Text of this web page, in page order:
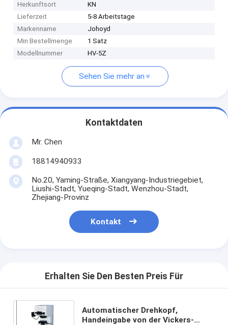
Herkunftsort
KN
Lieferzeit
5-8 Arbeitstage
Markenname
Johoyd
Min Bestellmenge
1 Satz
Modellnummer
HV-5Z
Sehen Sie mehr an
Kontaktdaten
Mr. Chen
18814940933
No.20, Yaming-Straße, Xiangyang-Industriegebiet,
Liushi-Stadt, Yueqing-Stadt, Wenzhou-Stadt,
Zhejiang-Provinz
Kontakt
Erhalten Sie Den Besten Preis Für
Automatischer Drehkopf,
Handeingabe von der Vickers-